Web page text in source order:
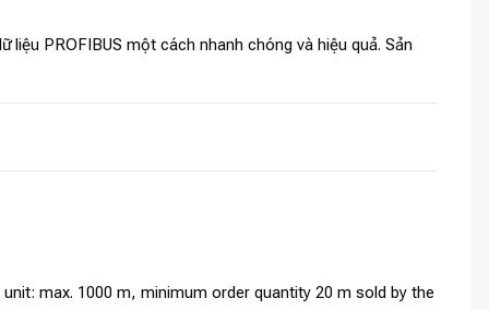
PROFIBUS một cách nhanh chóng và hiệu quả. Sản
max. 1000 m, minimum order quantity 20 m sold by the